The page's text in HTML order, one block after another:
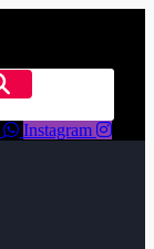
Instagram